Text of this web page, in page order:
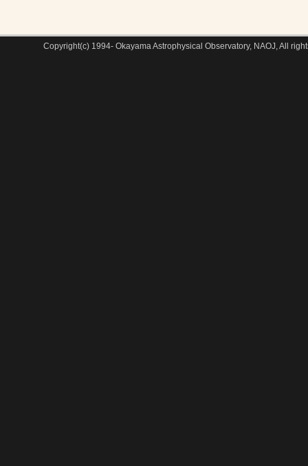
Copyright(c) 1994- Okayama Astrophysical Observatory, NAOJ, All